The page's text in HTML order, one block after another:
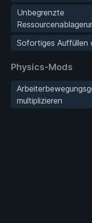
Unbegrenzte
Sofortiges Auffüllen
Physics-Mods
multiplizieren